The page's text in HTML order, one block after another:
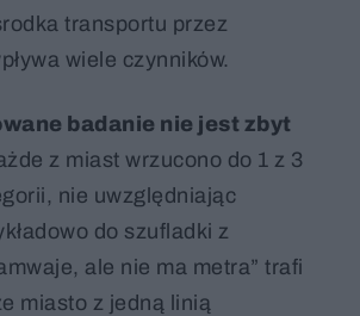
transportu przez
wiele czynników.
badanie nie jest zbyt
z miast wrzucono do 1 z 3
nie uwzględniając
do szufladki z
ale nie ma metra” trafi
miasto z jedną linią